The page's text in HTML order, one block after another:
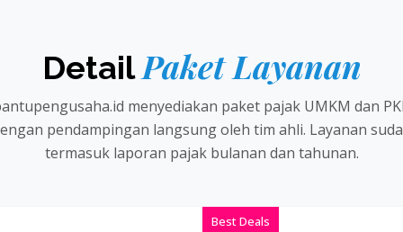
DetailPaket Layanan
menyediakan paket pajak UMKM dan
pendampingan langsung oleh tim ahli. Layanan
termasuk laporan pajak bulanan dan tahunan.
Best Deals